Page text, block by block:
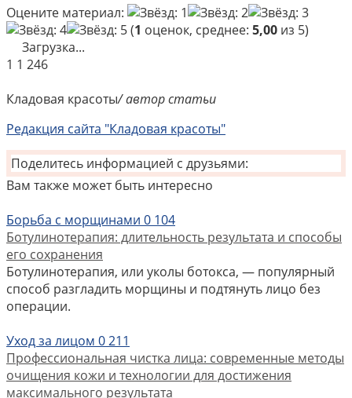
Оцените материал:
(1 оценок, среднее: 5,00 из 5)
Загрузка...
1 1 246
Кладовая красоты/ автор статьи
Редакция сайта "Кладовая красоты"
Поделитесь информацией с друзьями:
Вам также может быть интересно
Борьба с морщинами 0 104
Ботулинотерапия: длительность результата и способы
его сохранения
Ботулинотерапия, или уколы ботокса, — популярный
способ разгладить морщины и подтянуть лицо без
операции.
Уход за лицом 0211
Профессиональная чистка лица: современные методы
очищения кожи и технологии для достижения
максимального результата